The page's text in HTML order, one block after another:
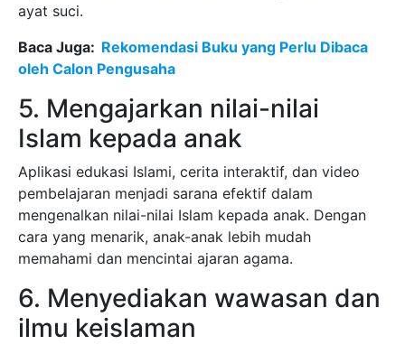
ayat suci.
Baca Juga: Rekomendasi Buku yang Perlu Dibaca
oleh Calon Pengusaha
5. Mengajarkan nilai-nilai
Islam kepada anak
Aplikasi edukasi Islami, cerita interaktif, dan video
pembelajaran menjadi sarana efektif dalam
mengenalkan nilai-nilai Islam kepada anak. Dengan
cara yang menarik, anak-anak lebih mudah
memahami dan mencintai ajaran agama.
6. Menyediakan wawasan dan
ilmu keislaman